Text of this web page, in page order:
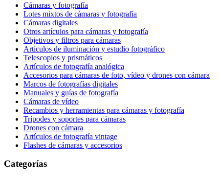
Cámaras y fotografía
Lotes mixtos de cámaras y fotografía
Cámaras digitales
Otros artículos para cámaras y fotografía
Objetivos y filtros para cámaras
Artículos de iluminación y estudio fotográfico
Telescopios y prismáticos
Artículos de fotografía analógica
Accesorios para cámaras de foto, vídeo y drones con cámara
Marcos de fotografías digitales
Manuales y guías de fotografía
Cámaras de vídeo
Recambios y herramientas para cámaras y fotografía
Trípodes y soportes para cámaras
Drones con cámara
Artículos de fotografía vintage
Flashes de cámaras y accesorios
Categorías